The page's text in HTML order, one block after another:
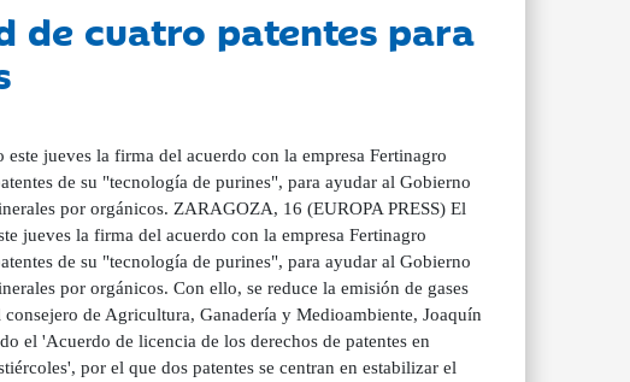
de cuatro patentes para
jueves la firma del acuerdo con la empresa Fertinagro
de su "tecnología de purines", para ayudar al Gobierno
por orgánicos. ZARAGOZA, 16 (EUROPA PRESS) El
jueves la firma del acuerdo con la empresa Fertinagro
de su "tecnología de purines", para ayudar al Gobierno
por orgánicos. Con ello, se reduce la emisión de gases
de Agricultura, Ganadería y Medioambiente, Joaquín
el 'Acuerdo de licencia de los derechos de patentes en
por el que dos patentes se centran en estabilizar el